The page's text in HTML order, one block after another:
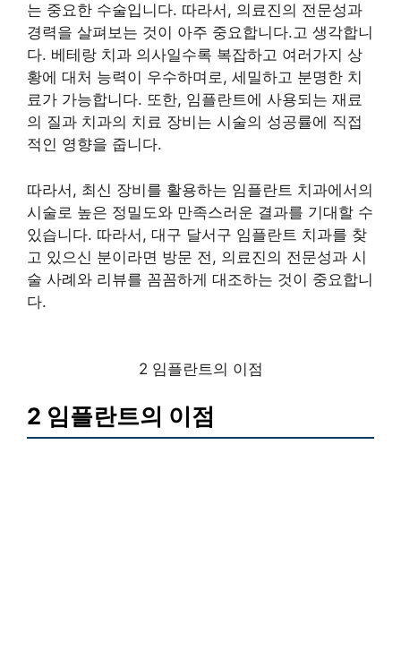
는 중요한 수술입니다. 따라서, 의료진의 전문성과
경력을 살펴보는 것이 아주 중요합니다.고 생각합니
다. 베테랑 치과 의사일수록 복잡하고 여러가지 상
황에 대처 능력이 우수하며로, 세밀하고 분명한 치
료가 가능합니다. 또한, 임플란트에 사용되는 재료
의 질과 치과의 치료 장비는 시술의 성공률에 직접
적인 영향을 줍니다.
따라서, 최신 장비를 활용하는 임플란트 치과에서의
시술로 높은 정밀도와 만족스러운 결과를 기대할 수
있습니다. 따라서, 대구 달서구 임플란트 치과를 찾
고 있으신 분이라면 방문 전, 의료진의 전문성과 시
술 사례와 리뷰를 꼼꼼하게 대조하는 것이 중요합니
다.
2 임플란트의 이점
2 임플란트의 이점